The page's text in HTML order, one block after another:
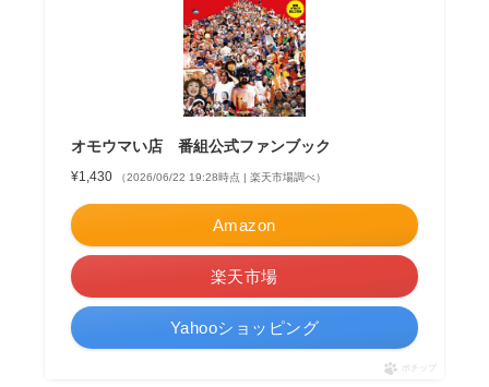
オモウマい店 番組公式ファンブック
¥1,430 （2026/06/22 19:28時点 | 楽天市場調べ）
Amazon
楽天市場
Yahooショッピング
ポチップ